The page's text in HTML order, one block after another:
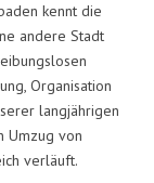
kennt die
andere Stadt
Organisation
langjährigen
Umzug von
verläuft.